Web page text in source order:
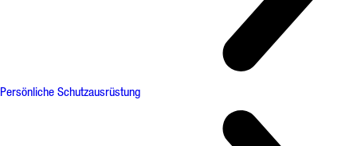
Persönliche Schutzausrüstung